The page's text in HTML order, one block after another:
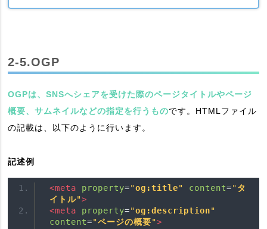
2-5.OGP
OGPは、SNSへシェアを受けた際のページタイトルやページ
概要、サムネイルなどの指定を行うものです。HTMLファイル
の記載は、以下のように行います。
記述例
<meta property="og:title" content="タ
イトル">
<meta
property="og:description"
content="ページの概要">